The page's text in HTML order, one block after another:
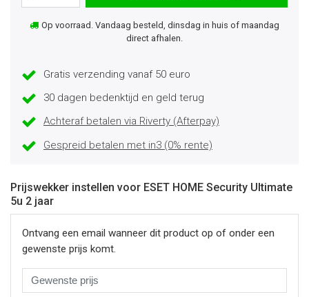
Op voorraad. Vandaag besteld, dinsdag in huis of maandag
direct afhalen.
Gratis verzending vanaf 50 euro
30 dagen bedenktijd en geld terug
Achteraf betalen via Riverty (Afterpay)
Gespreid betalen met in3 (0% rente)
Prijswekker instellen voor ESET HOME Security Ultimate
5u 2 jaar
Ontvang een email wanneer dit product op of onder een
gewenste prijs komt.